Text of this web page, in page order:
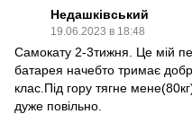
Недашківський
19.06.2023 в 18:48
Самокату 2-3тижня. Це мій
батарея начебто тримає
клас.Під гору тягне
дуже повільно.